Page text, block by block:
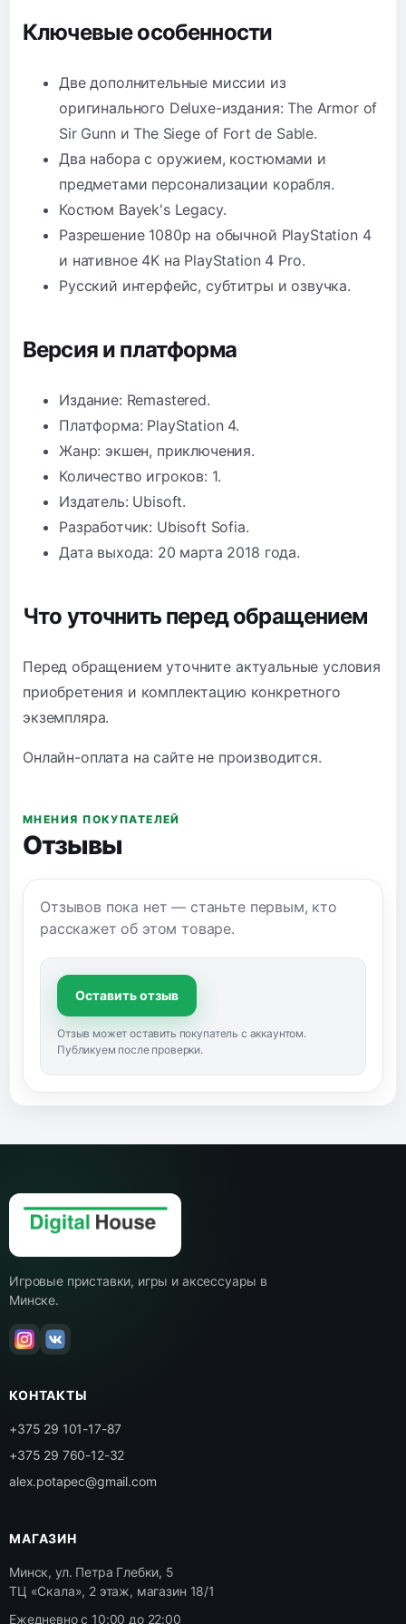
Ключевые особенности
Две дополнительные миссии из
оригинального Deluxe-издания: The Armor of
Sir Gunn и The Siege of Fort de Sable.
Два набора с оружием, костюмами и
предметами персонализации корабля.
Костюм Bayek's Legacy.
Разрешение 1080p на обычной PlayStation 4
и нативное 4K на PlayStation 4 Pro.
Русский интерфейс, субтитры и озвучка.
Версия и платформа
Издание: Remastered.
Платформа: PlayStation 4.
Жанр: экшен, приключения.
Количество игроков: 1.
Издатель: Ubisoft.
Разработчик: Ubisoft Sofia.
Дата выхода: 20 марта 2018 года.
Что уточнить перед обращением
Перед обращением уточните актуальные условия
приобретения и комплектацию конкретного
экземпляра.
Онлайн-оплата на сайте не производится.
МНЕНИЯ ПОКУПАТЕЛЕЙ
Отзывы
Отзывов пока нет — станьте первым, кто
расскажет об этом товаре.
Оставить отзыв
Отзыв может оставить покупатель с аккаунтом.
Публикуем после проверки.
Игровые приставки, игры и аксессуары в
Минске.
КОНТАКТЫ
+375 29 101-17-87
+375 29 760-12-32
alex.potapec@gmail.com
МАГАЗИН
Минск, ул. Петра Глебки, 5
ТЦ «Скала», 2 этаж, магазин 18/1
Ежедневно с 10:00 до 22:00